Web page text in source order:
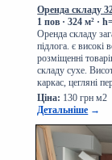
Оренда складу
1 пов ·324 м² ·
Оренда складу
підлога. є високі
розміщенні
складу сухе.
каркас, цегляні
Ціна: 130 грн м2
Детальніше →